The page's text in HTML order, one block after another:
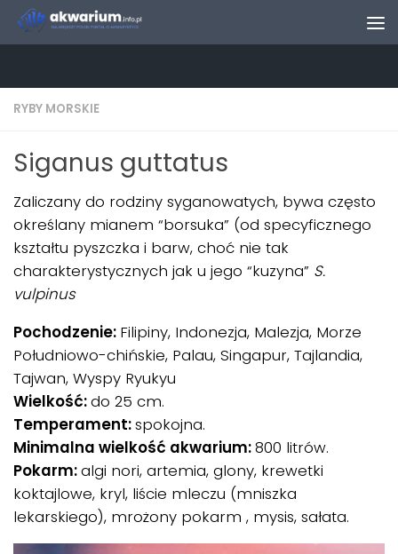
Skip to content
RYBY MORSKIE
Siganus guttatus
Zaliczany do rodziny syganowatych, bywa często
określany mianem “borsuka” (od specyficznego
kształtu pyszczka i barw, choć nie tak
charakterystycznych jak u jego “kuzyna” S.
vulpinus
Pochodzenie: Filipiny, Indonezja, Malezja, Morze
Południowo-chińskie, Palau, Singapur, Tajlandia,
Tajwan, Wyspy Ryukyu
Wielkość:do 25 cm.
Temperament:spokojna.
Minimalna wielkość akwarium:800 litrów.
Pokarm:algi nori, artemia, glony, krewetki
koktajlowe, kryl, liście mleczu (mniszka
lekarskiego), mrożony pokarm , mysis, sałata.